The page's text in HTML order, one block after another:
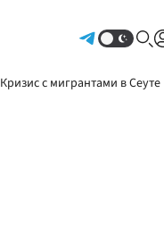
Кризис с мигрантами в Сеуте